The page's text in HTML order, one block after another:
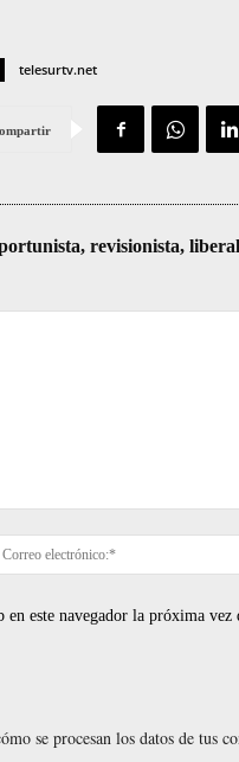
telesurtv.net
revisionista,
este navegador la próxima vez
se procesan los datos de tus